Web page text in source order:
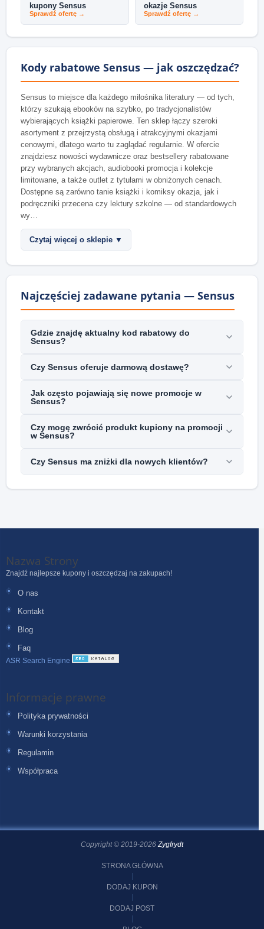
kupony Sensus
Sprawdź ofertę →
okazje Sensus
Sprawdź ofertę →
Kody rabatowe Sensus — jak oszczędzać?
Sensus to miejsce dla każdego miłośnika literatury — od tych,
którzy szukają ebooków na szybko, po tradycjonalistów
wybierających książki papierowe. Ten sklep łączy szeroki
asortyment z przejrzystą obsługą i atrakcyjnymi okazjami
cenowymi, dlatego warto tu zaglądać regularnie. W ofercie
znajdziesz nowości wydawnicze oraz bestsellery rabatowane
przy wybranych akcjach, audiobooki promocja i kolekcje
limitowane, a także outlet z tytułami w obniżonych cenach.
Dostępne są zarówno tanie książki i komiksy okazja, jak i
podręczniki przecena czy lektury szkolne — od standardowych
wy…
Czytaj więcej o sklepie ▼
Najczęściej zadawane pytania — Sensus
Gdzie znajdę aktualny kod rabatowy do
Sensus?
Czy Sensus oferuje darmową dostawę?
Jak często pojawiają się nowe promocje w
Sensus?
Czy mogę zwrócić produkt kupiony na promocji
w Sensus?
Czy Sensus ma zniżki dla nowych klientów?
Nazwa Strony
Znajdź najlepsze kupony i oszczędzaj na zakupach!
O nas
Kontakt
Blog
Faq
ASR Search Engine
Informacje prawne
Polityka prywatności
Warunki korzystania
Regulamin
Współpraca
Copyright © 2019-2026Zygfrydt
STRONA GŁÓWNA
DODAJ KUPON
DODAJ POST